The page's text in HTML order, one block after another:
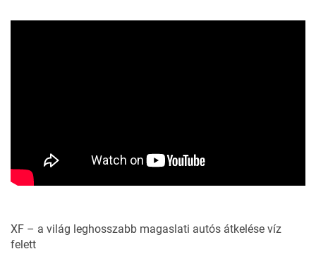
XF – a világ leghosszabb magaslati autós átkelése víz
felett